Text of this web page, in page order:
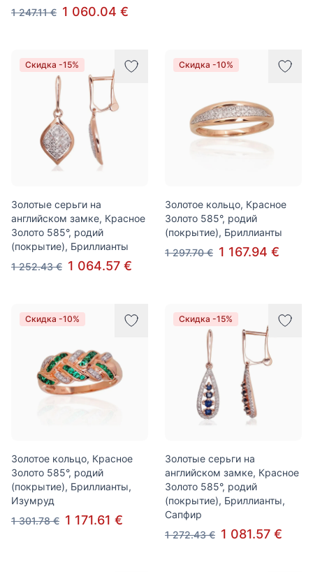
1 247.11 € 1 060.04 €
Скидка -15%
Золотые серьги на
английском замке, Красное
Золото 585°, родий
(покрытие), Бриллианты
1 252.43 € 1 064.57 €
Скидка -10%
Золотое кольцо, Красное
Золото 585°, родий
(покрытие), Бриллианты
1 297.70 € 1 167.94 €
Скидка -10%
Золотое кольцо, Красное
Золото 585°, родий
(покрытие), Бриллианты,
Изумруд
1 301.78 € 1 171.61 €
Скидка -15%
Золотые серьги на
английском замке, Красное
Золото 585°, родий
(покрытие), Бриллианты,
Сапфир
1 272.43 € 1 081.57 €